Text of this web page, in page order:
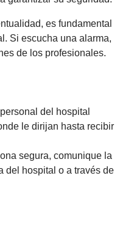
es fundamental
Si escucha una alarma,
de los profesionales.
del hospital
le dirijan hasta recibir
segura, comunique la
del hospital o a través de